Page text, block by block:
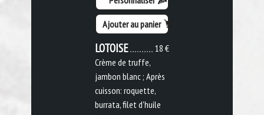
Ajouter au panier
18 €
LOTOISE
Crème de truffe,
jambon blanc ; Après
cuisson: roquette,
burrata, filet d'huile